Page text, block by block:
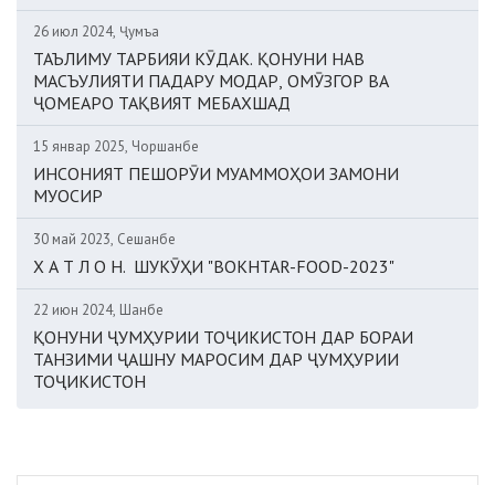
26 июл 2024, Ҷумъа
ТАЪЛИМУ ТАРБИЯИ КӮДАК. ҚОНУНИ НАВ
МАСЪУЛИЯТИ ПАДАРУ МОДАР, ОМӮЗГОР ВА
ҶОМЕАРО ТАҚВИЯТ МЕБАХШАД
15 январ 2025, Чоршанбе
ИНСОНИЯТ ПЕШОРӮИ МУАММОҲОИ ЗАМОНИ
МУОСИР
30 май 2023, Сешанбе
Х А Т Л О Н. ШУКӮҲИ "BOKHTAR-FOOD-2023"
22 июн 2024, Шанбе
ҚОНУНИ ҶУМҲУРИИ ТОҶИКИСТОН ДАР БОРАИ
ТАНЗИМИ ҶАШНУ МАРОСИМ ДАР ҶУМҲУРИИ
ТОҶИКИСТОН